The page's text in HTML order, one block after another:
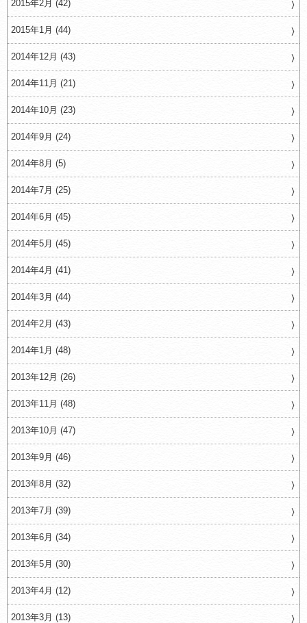
2015年2月 (42)
2015年1月 (44)
2014年12月 (43)
2014年11月 (21)
2014年10月 (23)
2014年9月 (24)
2014年8月 (5)
2014年7月 (25)
2014年6月 (45)
2014年5月 (45)
2014年4月 (41)
2014年3月 (44)
2014年2月 (43)
2014年1月 (48)
2013年12月 (26)
2013年11月 (48)
2013年10月 (47)
2013年9月 (46)
2013年8月 (32)
2013年7月 (39)
2013年6月 (34)
2013年5月 (30)
2013年4月 (12)
2013年3月 (13)